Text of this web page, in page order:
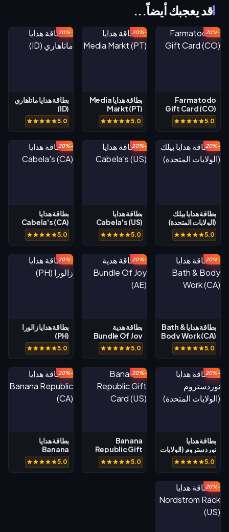
قد يعجبك أيضاً...
-20%
Farmatodo
Gift Card (CO)
5.0
-20%
بطاقة هدايا Media
Markt (PT)
5.0
-20%
بطاقة هدايا ماتاهاري
(ID)
5.0
-20%
بطاقة هدايا بيلك
(الولايات المتحدة)
5.0
-20%
بطاقة هدايا
Cabela's (US)
5.0
-20%
بطاقة هدايا
Cabela's (CA)
5.0
-20%
بطاقة هدايا Bath &
Body Work (CA)
5.0
-20%
بطاقة هدية
Bundle Of Joy
(AE)
5.0
-20%
بطاقة هدايا زالورا
(PH)
5.0
-20%
بطاقة هدايا
نوردستروم (الولايات
المتحدة)
5.0
-20%
Banana
Republic Gift
Card (US)
5.0
-20%
بطاقة هدايا
Banana
Republic (CA)
5.0
-20%